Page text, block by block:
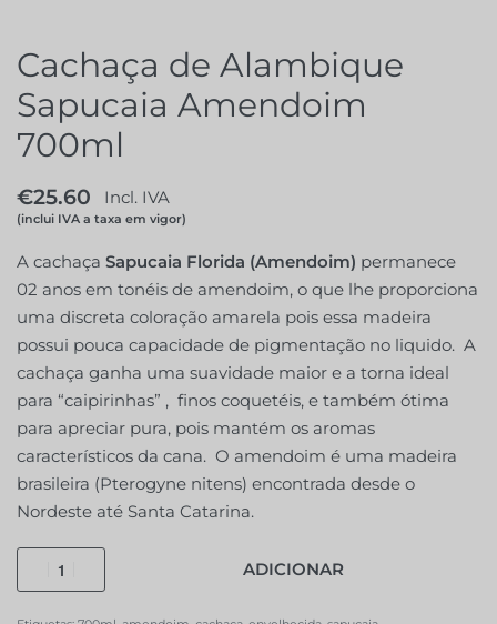
Cachaça de Alambique
Sapucaia Amendoim
700ml
€25.60 Incl. IVA
(inclui IVA a taxa em vigor)
A cachaça Sapucaia Florida (Amendoim) permanece
02 anos em tonéis de amendoim, o que lhe proporciona
uma discreta coloração amarela pois essa madeira
possui pouca capacidade de pigmentação no liquido. A
cachaça ganha uma suavidade maior e a torna ideal
para “caipirinhas” , finos coquetéis, e também ótima
para apreciar pura, pois mantém os aromas
característicos da cana. O amendoim é uma madeira
brasileira (Pterogyne nitens) encontrada desde o
Nordeste até Santa Catarina.
ADICIONAR